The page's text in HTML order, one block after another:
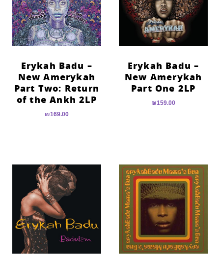
format_underlined הוסף קו תחתון לקישורים
סמן קישורים
לאפס
האפשרויות
cached
Erykah Badu –
New Amerykah
Part One 2LP
₪159.00
Erykah Badu –
New Amerykah
Part Two: Return
of the Ankh 2LP
₪169.00